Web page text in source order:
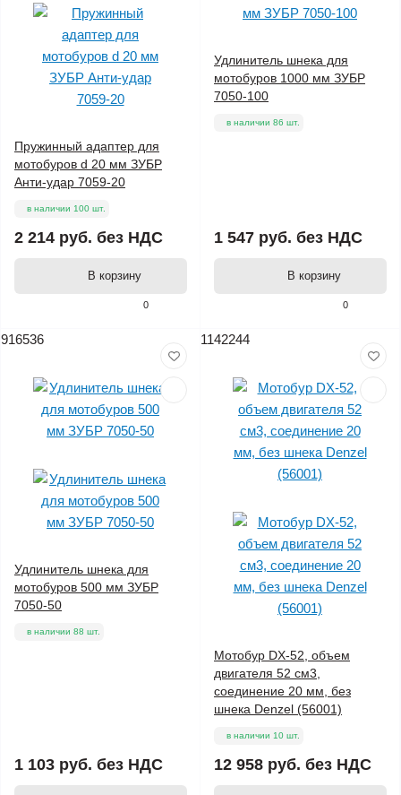
0
Пружинный адаптер для
мотобуров d 20 мм ЗУБР
Анти-удар 7059-20
в наличии 100 шт.
2 214 руб. без НДС
В корзину
0
Удлинитель шнека для
мотобуров 1000 мм ЗУБР
7050-100
в наличии 86 шт.
1 547 руб. без НДС
В корзину
916536
Удлинитель шнека для
мотобуров 500 мм ЗУБР
7050-50
в наличии 88 шт.
1 103 руб. без НДС
1142244
Мотобур DX-52, объем
двигателя 52 см3,
соединение 20 мм, без
шнека Denzel (56001)
в наличии 10 шт.
12 958 руб. без НДС